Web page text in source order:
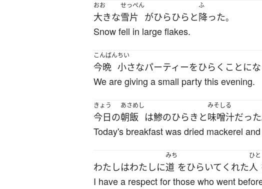
おお
大きな
せっぺん
雪片 がひらひらと
ふ
降った。
Snow fell in large flakes.
こんばん
今晩
ちい
小さなパーティーをひらく ことに
We are giving a small party this evening.
きょう
今日の
あさめし
朝飯 は鯵のひらき と
みそしる
味噌汁だった
Today's breakfast was dried mackerel
わたしはわたしに
みち
道 をひらいて くれた
ひと
人
I have a respect for those who went